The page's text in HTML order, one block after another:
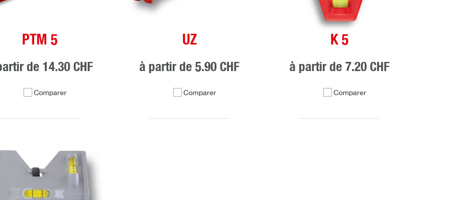
PTM 5
de 14.30 CHF
Comparer
UZ
à partir de5.90 CHF
Comparer
K 5
à partir de 7.20 CHF
Comparer